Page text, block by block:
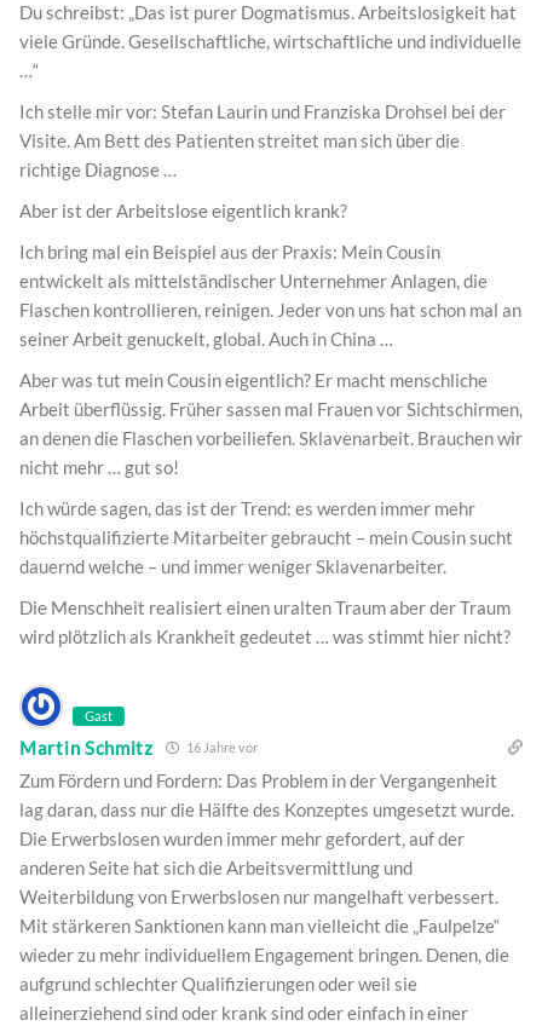
Du schreibst: „Das ist purer Dogmatismus. Arbeitslosigkeit hat
viele Gründe. Gesellschaftliche, wirtschaftliche und individuelle
…“
Ich stelle mir vor: Stefan Laurin und Franziska Drohsel bei der
Visite. Am Bett des Patienten streitet man sich über die
richtige Diagnose …
Aber ist der Arbeitslose eigentlich krank?
Ich bring mal ein Beispiel aus der Praxis: Mein Cousin
entwickelt als mittelständischer Unternehmer Anlagen, die
Flaschen kontrollieren, reinigen. Jeder von uns hat schon mal an
seiner Arbeit genuckelt, global. Auch in China …
Aber was tut mein Cousin eigentlich? Er macht menschliche
Arbeit überflüssig. Früher sassen mal Frauen vor Sichtschirmen,
an denen die Flaschen vorbeiliefen. Sklavenarbeit. Brauchen wir
nicht mehr … gut so!
Ich würde sagen, das ist der Trend: es werden immer mehr
höchstqualifizierte Mitarbeiter gebraucht – mein Cousin sucht
dauernd welche – und immer weniger Sklavenarbeiter.
Die Menschheit realisiert einen uralten Traum aber der Traum
wird plötzlich als Krankheit gedeutet … was stimmt hier nicht?
Gast
Martin Schmitz 16 Jahre vor
Zum Fördern und Fordern: Das Problem in der Vergangenheit
lag daran, dass nur die Hälfte des Konzeptes umgesetzt wurde.
Die Erwerbslosen wurden immer mehr gefordert, auf der
anderen Seite hat sich die Arbeitsvermittlung und
Weiterbildung von Erwerbslosen nur mangelhaft verbessert.
Mit stärkeren Sanktionen kann man vielleicht die „Faulpelze“
wieder zu mehr individuellem Engagement bringen. Denen, die
aufgrund schlechter Qualifizierungen oder weil sie
alleinerziehend sind oder krank sind oder einfach in einer